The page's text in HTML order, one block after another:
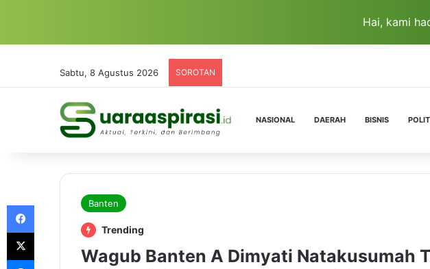
Hai, kami
Sabtu, 8 Agustus 2026 SOROTAN
NASIONAL DAERAH BISNIS
Banten
Trending
Wagub Banten A Dimyati Natakusumah